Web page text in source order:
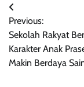
Navigasi
pos
Previous:
Sekolah Rakyat
Karakter Anak
Makin Berdaya